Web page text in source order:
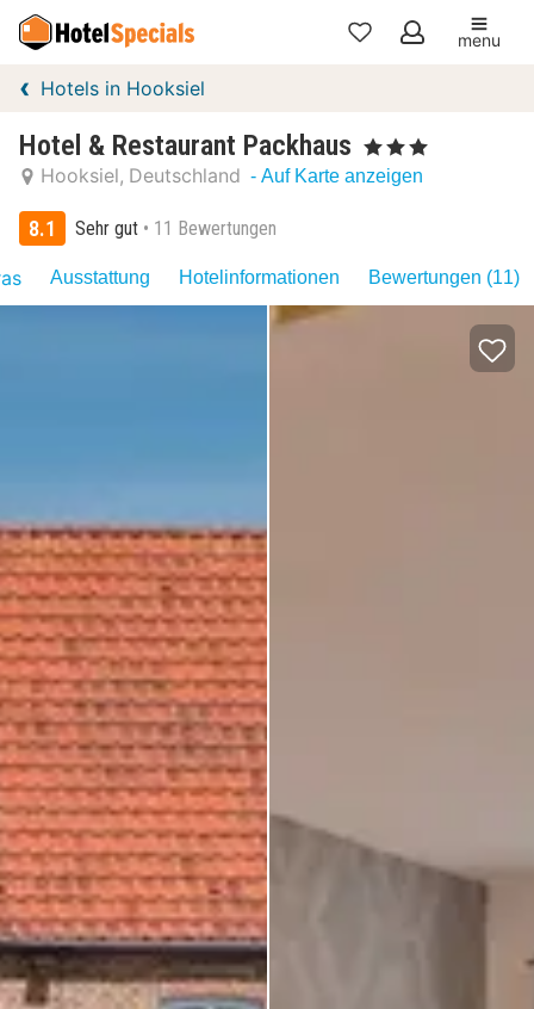
Meine
menu
Hotels in Hooksiel
Hotel & Restaurant Packhaus , 3 Sterne
Hooksiel Deutschland - Auf Karte anzeigen
8.1 Sehr gut 11 Bewertungen
Ausstattung Hotelinformationen Bewertungen (11)